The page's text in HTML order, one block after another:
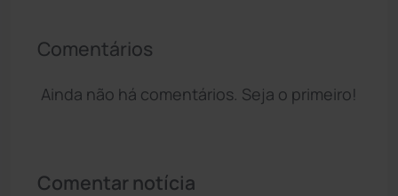
Comentários
Ainda não há comentários. Seja o primeiro!
Comentar notícia